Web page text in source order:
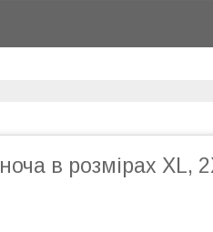
в розмірах XL,